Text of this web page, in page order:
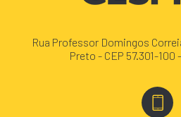
Rua Professor Domingos
Preto - CEP 57.301-100